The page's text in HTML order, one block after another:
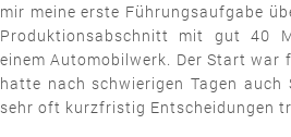
mir meine erste Führungsaufgabe
Produktionsabschnitt mit gut 40
einem Automobilwerk. Der Start war
hatte nach schwierigen Tagen auch
sehr oft kurzfristig Entscheidungen